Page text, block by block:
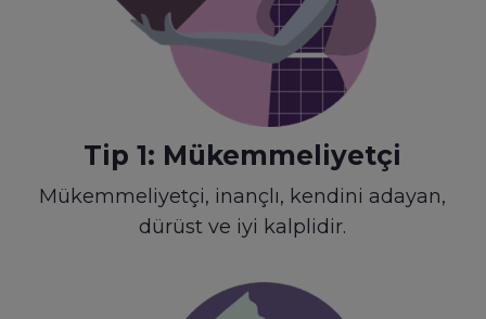
Tip 1: Mükemmeliyetçi
Mükemmeliyetçi, inançlı, kendini adayan,
dürüst ve iyi kalplidir.